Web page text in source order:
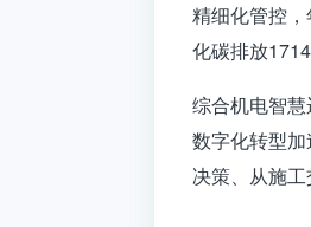
精细化管控
化碳排放
综合机电智
数字化转型
决策、从施工